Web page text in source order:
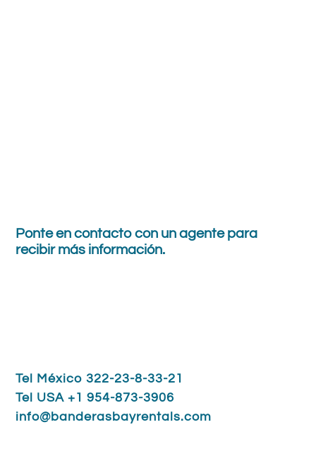
Ponte en contacto con un agente para
recibir más información.
Tel México 322-23-8-33-21
Tel USA +1 954-873-3906
info@banderasbayrentals.com